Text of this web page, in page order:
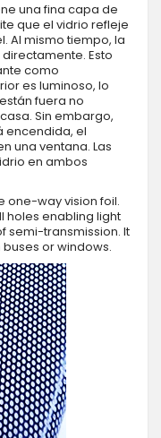
una fina capa de
que el vidrio refleje
Al mismo tiempo, la
Esto
como
es luminoso, lo
fuera no
Sin embargo,
encendida, el
una ventana. Las
en ambos
one-way vision foil.
holes enabling light
semi-transmission. It
or windows.